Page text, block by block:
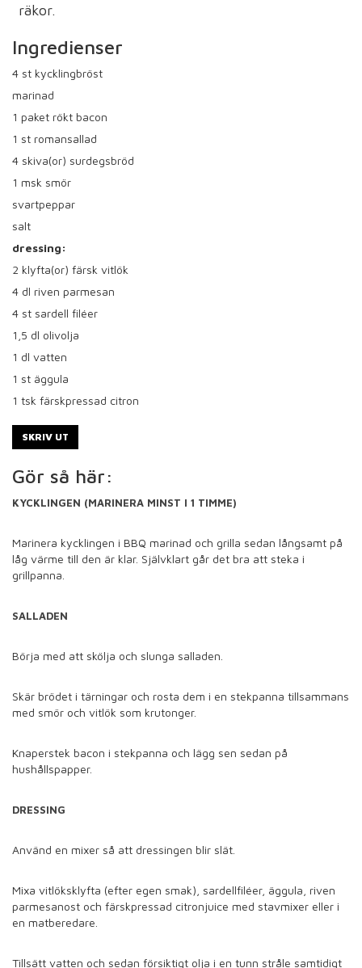
räkor.
Ingredienser
4 st kycklingbröst
marinad
1 paket rökt bacon
1 st romansallad
4 skiva(or) surdegsbröd
1 msk smör
svartpeppar
salt
dressing:
2 klyfta(or) färsk vitlök
4 dl riven parmesan
4 st sardell filéer
1,5 dl olivolja
1 dl vatten
1 st äggula
1 tsk färskpressad citron
SKRIV UT
Gör så här:
KYCKLINGEN (MARINERA MINST I 1 TIMME)
Marinera kycklingen i BBQ marinad och grilla sedan långsamt på
låg värme till den är klar. Självklart går det bra att steka i
grillpanna.
SALLADEN
Börja med att skölja och slunga salladen.
Skär brödet i tärningar och rosta dem i en stekpanna tillsammans
med smör och vitlök som krutonger.
Knaperstek bacon i stekpanna och lägg sen sedan på
hushållspapper.
DRESSING
Använd en mixer så att dressingen blir slät.
Mixa vitlöksklyfta (efter egen smak), sardellfiléer, äggula, riven
parmesanost och färskpressad citronjuice med stavmixer eller i
en matberedare.
Tillsätt vatten och sedan försiktigt olja i en tunn stråle samtidigt